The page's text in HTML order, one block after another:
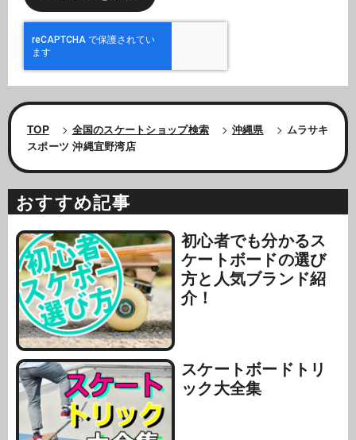
TOP > 全国のスケートショップ検索 > 沖縄県 > ムラサキ
スポーツ 沖縄宜野湾店
おすすめ記事
初心者でも分かるス
ケートボードの選び
方と人気ブランド紹
介！
スケートボードトリ
ック大全集